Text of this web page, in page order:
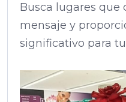
Busca lugares
mensaje y
significativo para